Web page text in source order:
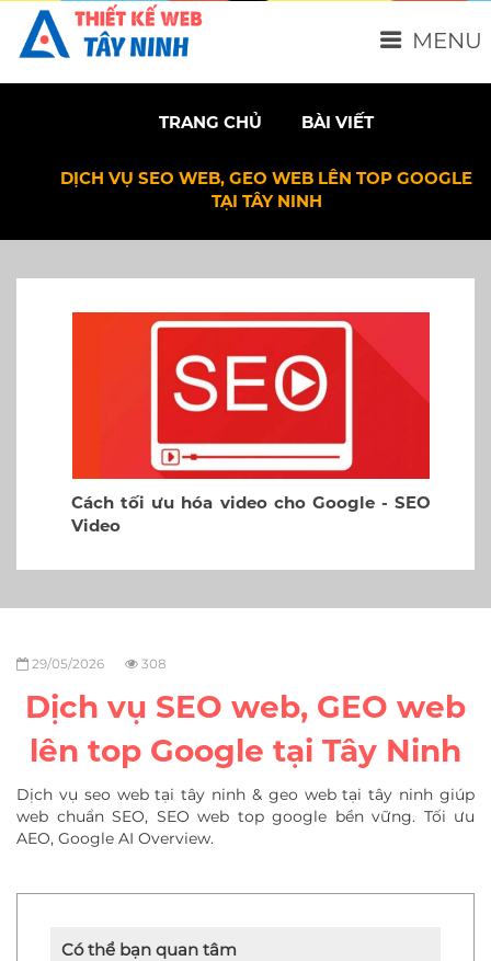
TRANG CHỦ BÀI VIẾT
DỊCH VỤ SEO WEB, GEO WEB LÊN TOP GOOGLE
TẠI TÂY NINH
Cách tối ưu hóa video cho Google - SEO
Video
29/05/2026 308
Dịch vụ SEO web, GEO web
lên top Google tại Tây Ninh
Dịch vụ seo web tại tây ninh & geo web tại tây ninh giúp
web chuẩn SEO, SEO web top google bền vững. Tối ưu
AEO, Google AI Overview.
Có thể bạn quan tâm
MENU